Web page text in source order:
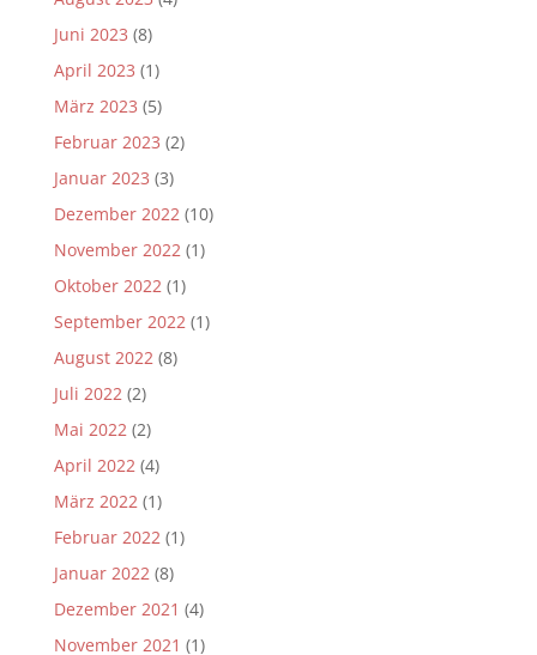
Juni 2023 (8)
April 2023 (1)
März 2023 (5)
Februar 2023 (2)
Januar 2023 (3)
Dezember 2022(10)
November 2022(1)
Oktober 2022(1)
September 2022(1)
August 2022(8)
Juli 2022(2)
Mai 2022(2)
April 2022(4)
März 2022(1)
Februar 2022(1)
Januar 2022(8)
Dezember 2021 (4)
November 2021 (1)